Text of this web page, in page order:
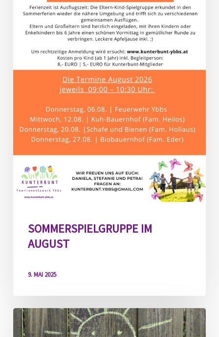
SOMMERSPIELGRUPPE IM
AUGUST
9. MAI 2025
Sommerspielgruppe
im